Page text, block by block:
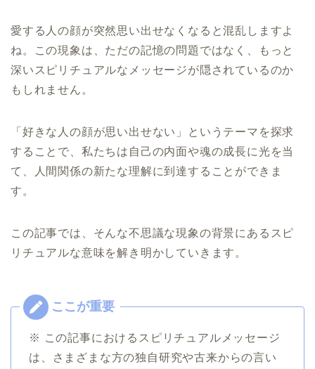
愛する人の顔が突然思い出せなくなると混乱しますよ
ね。この現象は、ただの記憶の問題ではなく、もっと
深いスピリチュアルなメッセージが隠されているのか
もしれません。
「好きな人の顔が思い出せない」というテーマを探求
することで、私たちは自己の内面や魂の成長に光を当
て、人間関係の新たな理解に到達することができま
す。
この記事では、そんな不思議な現象の背景にあるスピ
リチュアルな意味を解き明かしていきます。
※ この記事におけるスピリチュアルメッセージ
は、さまざまな方の独自研究や古来からの言い